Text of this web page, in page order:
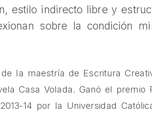
estilo indirecto libre y
sobre la condición
la maestría de Escritura
Casa Volada. Ganó el premio
14 por la Universidad